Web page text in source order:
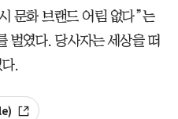
문화 브랜드 어림 없다”는
벌였다. 당사자는 세상을 떠
.